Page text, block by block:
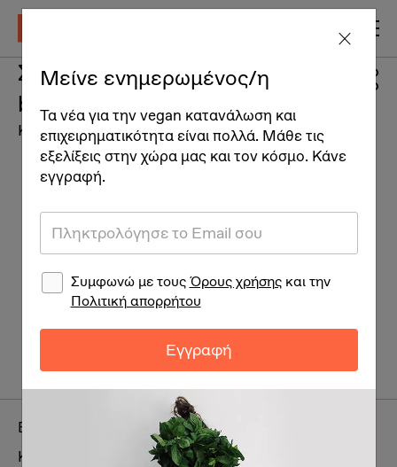
Σαμπουάν καρύδας & shea
butter
Καλλυντικά
Brand: Faith in Nature
Κατηγορία: Περιποίηση Γυναικεία
Μείνε ενημερωμένος/η
Τα νέα για την vegan κατανάλωση και
επιχειρηματικότητα είναι πολλά. Μάθε τις
εξελίξεις στην χώρα μας και τον κόσμο. Κάνε
εγγραφή.
Συμφωνώ με τουςΌρους χρήσηςκαι την
Πολιτική απορρήτου
Εγγραφή